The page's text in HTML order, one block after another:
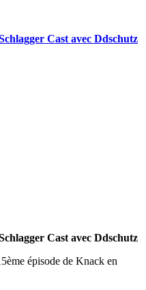
Cast avec Ddschutz
Cast avec Ddschutz
épisode de Knack en